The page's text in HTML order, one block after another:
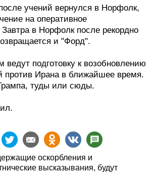
учений вернулся в Норфолк,
на оперативное
в Норфолк после рекордно
и "Форд".
подготовку к возобновлению
против Ирана в ближайшее время.
туды или сюды.
оскорбления и
высказывания, будут